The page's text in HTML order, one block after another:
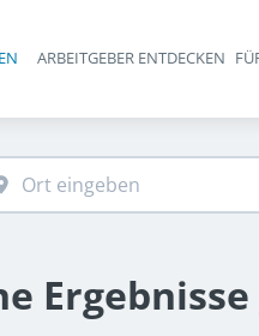
ARBEITGEBER ENTDECKEN